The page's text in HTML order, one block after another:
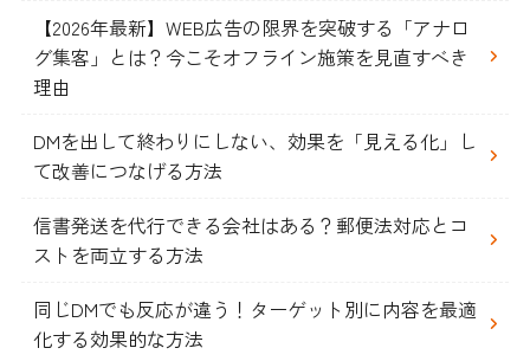
【2026年最新】WEB広告の限界を突破する「アナロ
グ集客」とは？今こそオフライン施策を見直すべき
理由
DMを出して終わりにしない、効果を「見える化」し
て改善につなげる方法
信書発送を代行できる会社はある？郵便法対応とコ
ストを両立する方法
同じDMでも反応が違う！ターゲット別に内容を最適
化する効果的な方法